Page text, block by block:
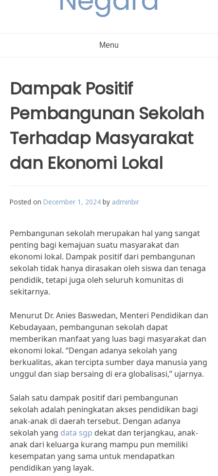
Menu
Dampak Positif
Pembangunan Sekolah
Terhadap Masyarakat
dan Ekonomi Lokal
Posted on December 1, 2024 by adminbir
Pembangunan sekolah merupakan hal yang sangat
penting bagi kemajuan suatu masyarakat dan
ekonomi lokal. Dampak positif dari pembangunan
sekolah tidak hanya dirasakan oleh siswa dan tenaga
pendidik, tetapi juga oleh seluruh komunitas di
sekitarnya.
Menurut Dr. Anies Baswedan, Menteri Pendidikan dan
Kebudayaan, pembangunan sekolah dapat
memberikan manfaat yang luas bagi masyarakat dan
ekonomi lokal. “Dengan adanya sekolah yang
berkualitas, akan tercipta sumber daya manusia yang
unggul dan siap bersaing di era globalisasi,” ujarnya.
Salah satu dampak positif dari pembangunan
sekolah adalah peningkatan akses pendidikan bagi
anak-anak di daerah tersebut. Dengan adanya
sekolah yang data sgp dekat dan terjangkau, anak-
anak dari keluarga kurang mampu pun memiliki
kesempatan yang sama untuk mendapatkan
pendidikan yang layak.